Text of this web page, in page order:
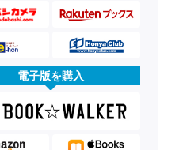
電子版を購入